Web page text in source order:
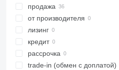
продажа
от производителя
лизинг
кредит
рассрочка
trade-in (обмен с доплатой)